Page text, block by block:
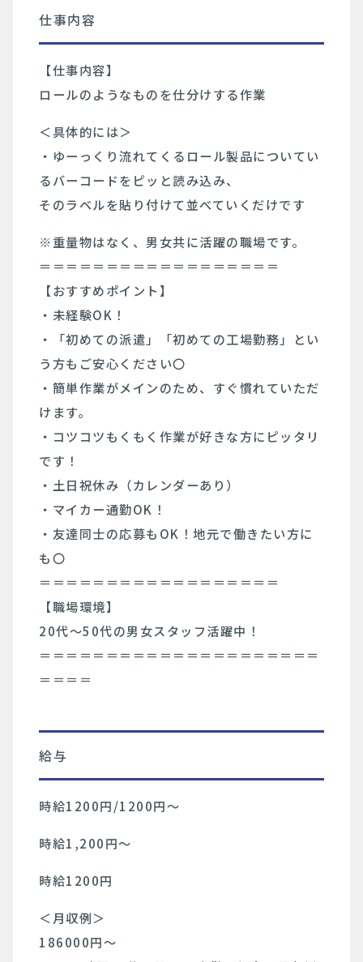
仕事内容
【仕事内容】
ロールのようなものを仕分けする作業
＜具体的には＞
・ゆーっくり流れてくるロール製品についてい
るバーコードをピッと読み込み、
そのラベルを貼り付けて並べていくだけです
※重量物はなく、男女共に活躍の職場です。
＝＝＝＝＝＝＝＝＝＝＝＝＝＝＝＝＝＝
【おすすめポイント】
・未経験OK！
・「初めての派遣」「初めての工場勤務」とい
う方もご安心ください〇
・簡単作業がメインのため、すぐ慣れていただ
けます。
・コツコツもくもく作業が好きな方にピッタリ
です！
・土日祝休み（カレンダーあり）
・マイカー通勤OK！
・友達同士の応募もOK！地元で働きたい方に
も〇
＝＝＝＝＝＝＝＝＝＝＝＝＝＝＝＝＝＝
【職場環境】
20代〜50代の男女スタッフ活躍中！
＝＝＝＝＝＝＝＝＝＝＝＝＝＝＝＝＝＝＝＝＝
＝＝＝＝
給与
時給1200円/1200円〜
時給1,200円〜
時給1200円
＜月収例＞
186000円〜